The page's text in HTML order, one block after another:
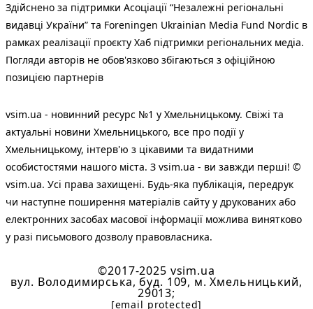
Здійснено за підтримки Асоціації “Незалежні регіональні
видавці України” та Foreningen Ukrainian Media Fund Nordic в
рамках реалізації проєкту Хаб підтримки регіональних медіа.
Погляди авторів не обов'язково збігаються з офіційною
позицією партнерів
vsim.ua - новинний ресурс №1 у Хмельницькому. Свіжі та
актуальні новини Хмельницького, все про події у
Хмельницькому, інтерв'ю з цікавими та видатними
особистостями нашого міста. З vsim.ua - ви завжди перші! ©
vsim.ua. Усі права захищені. Будь-яка публiкацiя, передрук
чи наступне поширення матеріалів сайту у друкованих або
електронних засобах масової інформації можлива винятково
у разі письмового дозволу правовласника.
©2017-2025 vsim.ua
вул. Володимирська, буд. 109, м. Хмельницький,
29013;
[email protected]